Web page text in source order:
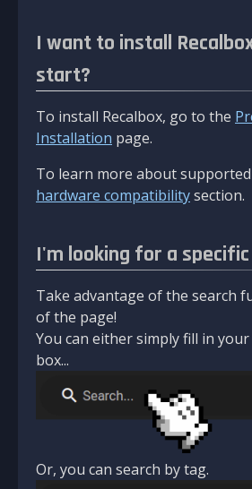
I want to install
start?
To install Recalbox, go to the
Installation page.
To learn more about
hardware compatibilitysection.
I'm looking for a specific
Take advantage of the search
of the page!
You can either simply fill in
box...
Or, you can search by tag.